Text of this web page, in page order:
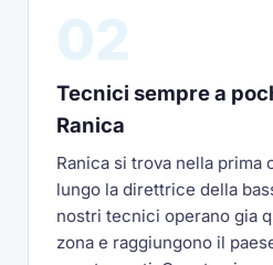
Tecnici sempre a
Ranica
Ranica si trova nella prima
lungo la direttrice della
nostri tecnici operano gia
zona e raggiungono il